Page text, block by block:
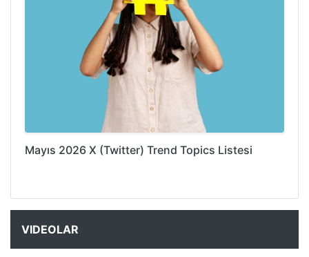
Mayıs 2026 X (Twitter) Trend Topics Listesi
VIDEOLAR